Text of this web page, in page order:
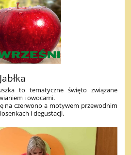
to tematyczne święto związane
i owocami.
na czerwono a motywem przewodnim
i degustacji.